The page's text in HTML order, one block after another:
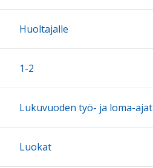
18:00
22:00
Huoltajalle
1-2
Lukuvuoden työ- ja loma-ajat
Luokat